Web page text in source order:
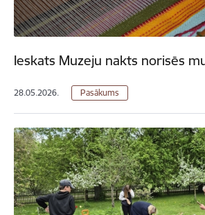
Ieskats Muzeju nakts norisēs
28.05.2026. Pasākums